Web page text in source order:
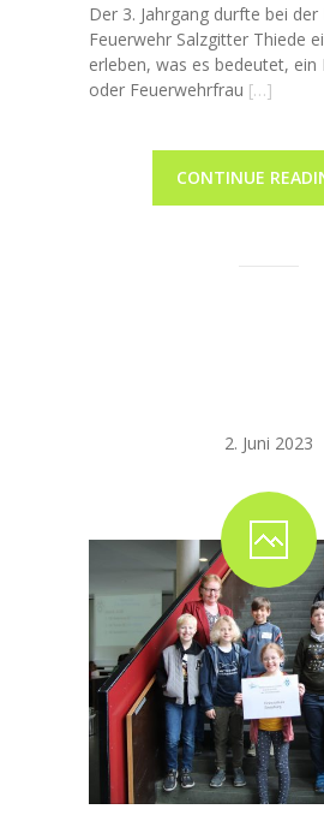
Der 3. Jahrgang durfte bei der
Feuerwehr Salzgitter Thiede
erleben, was es bedeutet, ein
oder Feuerwehrfrau […]
CONTINUE
2. Juni 2023